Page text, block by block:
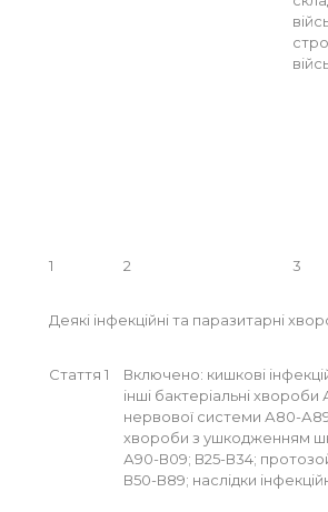
1 2 3
Деякі інфекційні та паразитарні
Стаття 1
Включено: кишкові
інші бактеріальні
нервової системи А80-А89;
хвороби з ушкодженням
А90-В09; В25-В34;
В50-В89; наслідки